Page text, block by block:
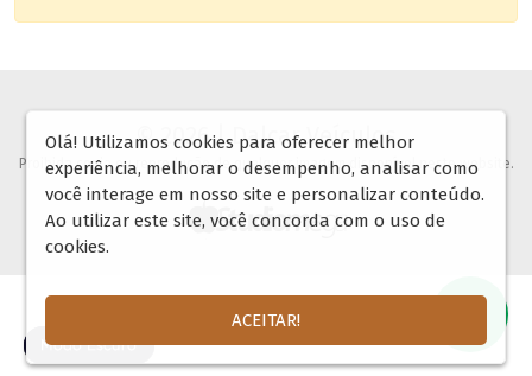
🌓
© 2026 | Dalcar Veículos
Proibida copia ou reprodução de qualquer imagem disponível neste website.
Olá! Utilizamos cookies para oferecer melhor
experiência, melhorar o desempenho, analisar como
você interage em nosso site e personalizar conteúdo.
Ao utilizar este site, você concorda com o uso de
cookies.
ACEITAR!